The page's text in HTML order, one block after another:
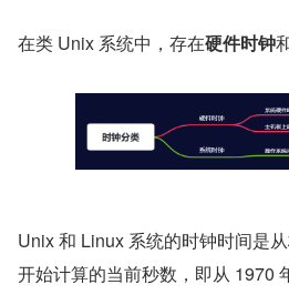
在类 Unix 系统中，存在硬件时钟
Unix 和 Linux 系统的时钟时间是
开始计算的当前秒数，即从 1970